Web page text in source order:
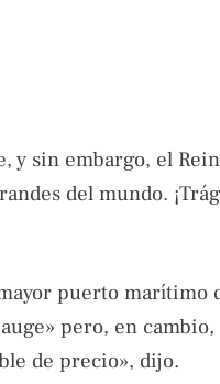
y sin embargo, el
del mundo.
puerto marítimo
pero, en
de precio», dijo.